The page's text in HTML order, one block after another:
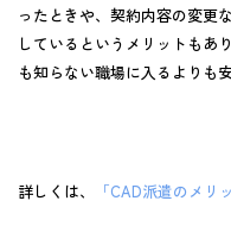
ったときや、契約内容の変更
しているというメリットもあ
も知らない職場に入るよりも
詳しくは、 「CAD派遣のメリ